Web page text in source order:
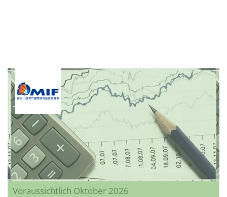
Voraussichtlich Oktober 2026